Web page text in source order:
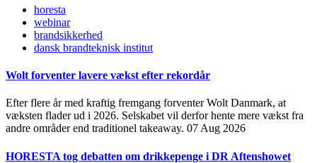
horesta
webinar
brandsikkerhed
dansk brandteknisk institut
Wolt forventer lavere vækst efter rekordår
Efter flere år med kraftig fremgang forventer Wolt Danmark, at
væksten flader ud i 2026. Selskabet vil derfor hente mere vækst fra
andre områder end traditionel takeaway. 07 Aug 2026
HORESTA tog debatten om drikkepenge i DR Aftenshowet